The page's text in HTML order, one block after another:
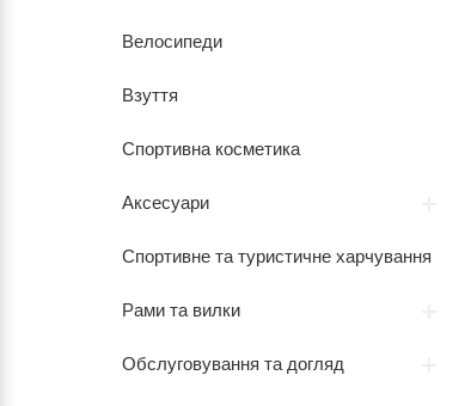
Велосипеди
Взуття
Спортивна косметика
Аксесуари
Спортивне та туристичне харчування
Рами та вилки
Обслуговування та догляд